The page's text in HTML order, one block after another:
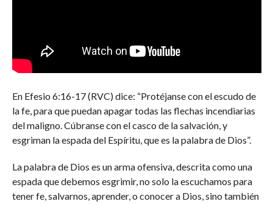
En Efesio 6:16-17 (RVC) dice: “Protéjanse con el escudo de
la fe, para que puedan apagar todas las flechas incendiarias
del maligno. Cúbranse con el casco de la salvación, y
esgriman la espada del Espíritu, que es la palabra de Dios”.
La palabra de Dios es un arma ofensiva, descrita como una
espada que debemos esgrimir, no solo la escuchamos para
tener fe, salvarnos, aprender, o conocer a Dios, sino también